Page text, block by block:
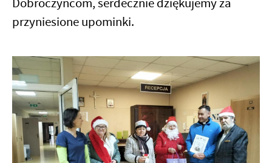
przyniesione upominki.